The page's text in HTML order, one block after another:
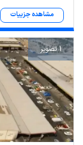
مشاهده جزییات
1 تصویر